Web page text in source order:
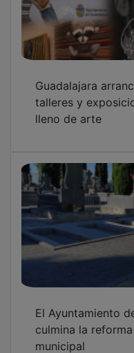
El Ayuntamiento
culmina la
municipal
OTRAS NOTICIAS
PUBLICIDAD